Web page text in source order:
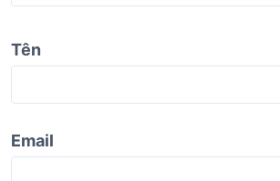
Tên
Email